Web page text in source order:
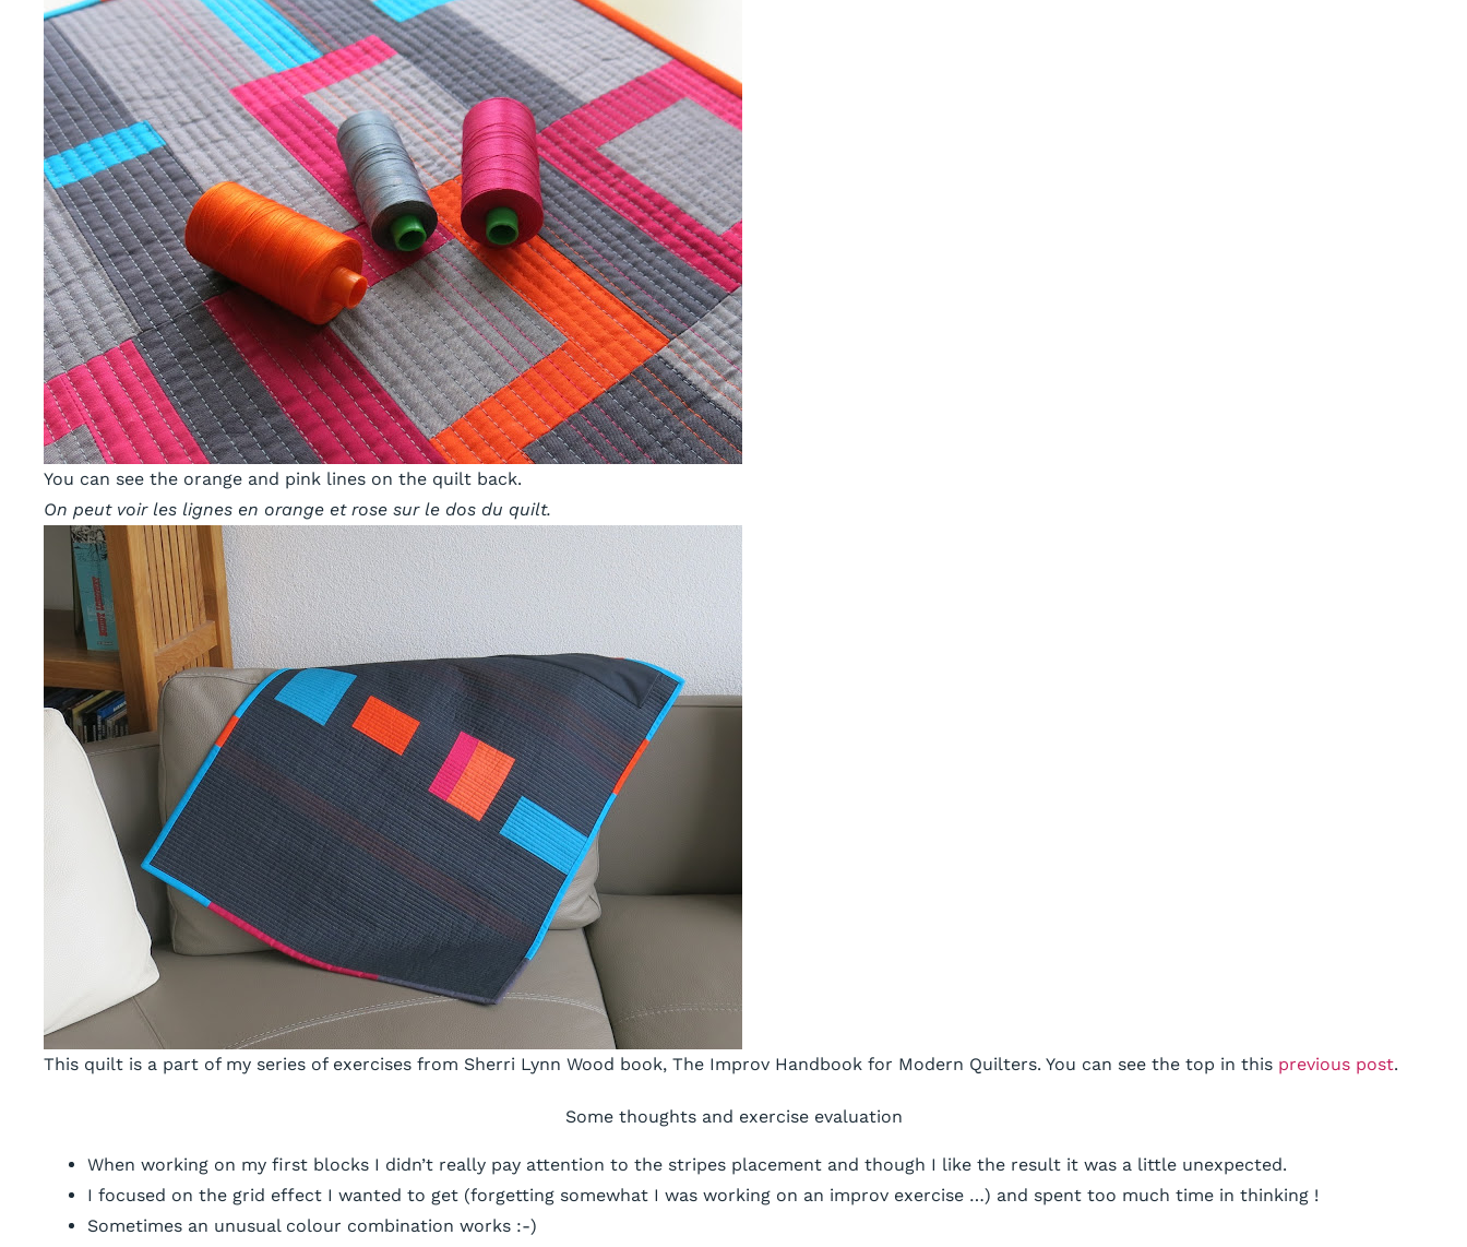
You can see the orange and pink lines on the quilt back.
On peut voir les lignes en orange et rose sur le dos du quilt.
This quilt is a part of my series of exercises from Sherri Lynn Wood book, The Improv Handbook for Modern Quilters. You can see the top in this previous post.
Some thoughts and exercise evaluation
When working on my first blocks I didn’t really pay attention to the stripes placement and though I like the result it was a little unexpected.
I focused on the grid effect I wanted to get (forgetting somewhat I was working on an improv exercise …) and spent too much time in thinking !
Sometimes an unusual colour combination works :-)